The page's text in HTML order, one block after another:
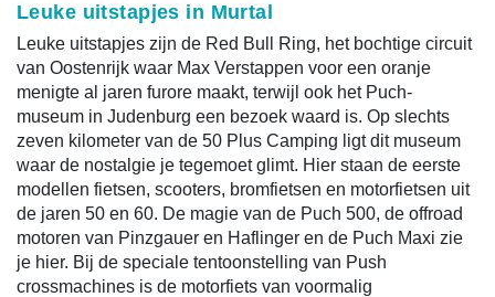
Leuke uitstapjes in Murtal
Leuke uitstapjes zijn de Red Bull Ring, het bochtige circuit
van Oostenrijk waar Max Verstappen voor een oranje
menigte al jaren furore maakt, terwijl ook het Puch-
museum in Judenburg een bezoek waard is. Op slechts
zeven kilometer van de 50 Plus Camping ligt dit museum
waar de nostalgie je tegemoet glimt. Hier staan de eerste
modellen fietsen, scooters, bromfietsen en motorfietsen uit
de jaren 50 en 60. De magie van de Puch 500, de offroad
motoren van Pinzgauer en Haflinger en de Puch Maxi zie
je hier. Bij de speciale tentoonstelling van Push
crossmachines is de motorfiets van voormalig